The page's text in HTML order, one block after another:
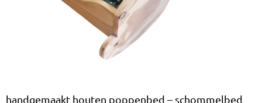
handgemaakt houten poppenbed – schommelbed